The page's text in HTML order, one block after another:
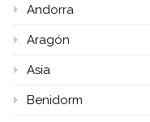
Andorra
Aragón
Asia
Benidorm